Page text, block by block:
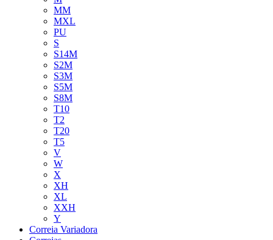
MM
MXL
PU
S
S14M
S2M
S3M
S5M
S8M
T10
T2
T20
T5
V
W
X
XH
XL
XXH
Y
Correia Variadora